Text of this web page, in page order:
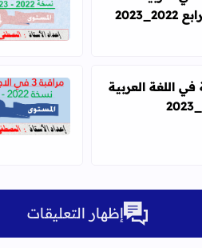
الاسلامية للمستوى الرابع 2022_2023
العربية للمستوى الرابع 2022_2023
اللغة العربية
إظهار التعليقات